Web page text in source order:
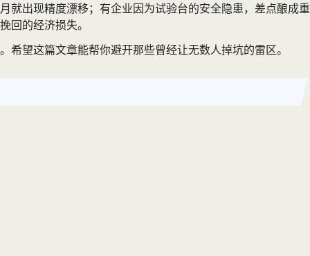
就出现精度漂移；有企业因为试验台的安全隐患，差点酿成重
回的经济损失。
望这篇文章能帮你避开那些曾经让无数人掉坑的雷区。